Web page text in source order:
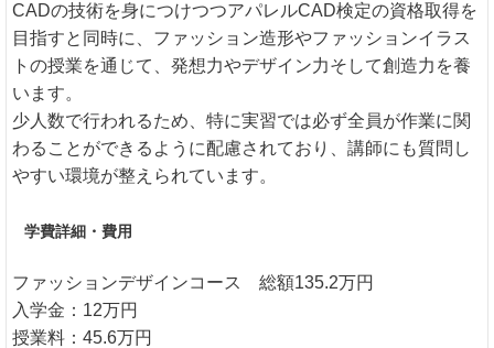
CADの技術を身につけつつアパレルCAD検定の資格取得を
目指すと同時に、ファッション造形やファッションイラス
トの授業を通じて、発想力やデザイン力そして創造力を養
います。
少人数で行われるため、特に実習では必ず全員が作業に関
わることができるように配慮されており、講師にも質問し
やすい環境が整えられています。
学費詳細・費用
ファッションデザインコース 総額135.2万円
入学金：12万円
授業料：45.6万円